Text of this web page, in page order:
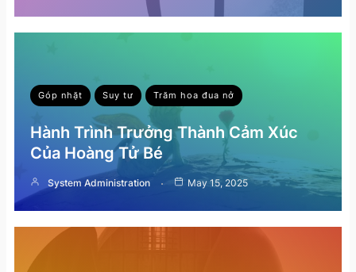
Góp nhặt Suy tư Trăm hoa đua nở
Hành Trình Trưởng Thành Cảm Xúc
Của Hoàng Tử Bé
System Administration May 15, 2025